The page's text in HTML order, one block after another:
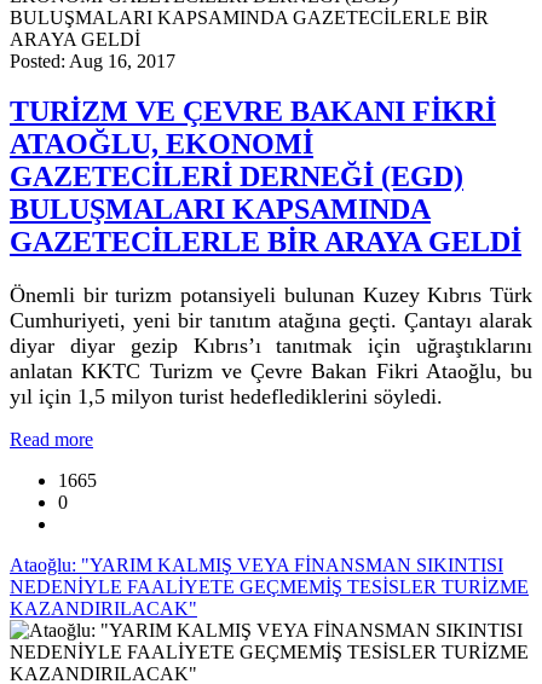
Posted: Aug 16, 2017
TURİZM VE ÇEVRE BAKANI FİKRİ
ATAOĞLU, EKONOMİ
GAZETECİLERİ DERNEĞİ (EGD)
BULUŞMALARI KAPSAMINDA
GAZETECİLERLE BİR ARAYA GELDİ
Önemli bir turizm potansiyeli bulunan Kuzey Kıbrıs Türk
Cumhuriyeti, yeni bir tanıtım atağına geçti. Çantayı alarak
diyar diyar gezip Kıbrıs’ı tanıtmak için uğraştıklarını
anlatan KKTC Turizm ve Çevre Bakan Fikri Ataoğlu, bu
yıl için 1,5 milyon turist hedeflediklerini söyledi.
Read more
1665
0
Ataoğlu: "YARIM KALMIŞ VEYA FİNANSMAN SIKINTISI
NEDENİYLE FAALİYETE GEÇMEMİŞ TESİSLER TURİZME
KAZANDIRILACAK"